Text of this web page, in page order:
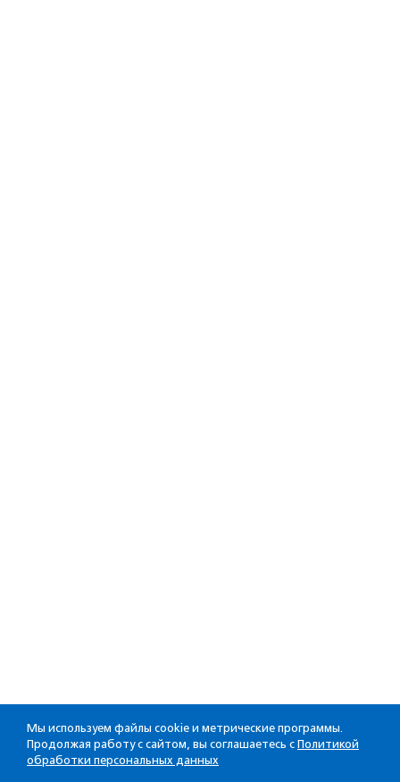
Мы используем файлы cookie и метрические программы.
Продолжая работу с сайтом, вы соглашаетесь с Политикой
обработки персональных данных